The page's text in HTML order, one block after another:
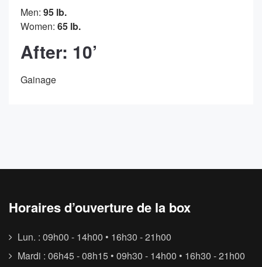
Men: 95 lb.
Women: 65 lb.
After: 10’
Gainage
Horaires d’ouverture de la box
Lun. : 09h00 - 14h00 • 16h30 - 21h00
Mardi : 06h45 - 08h15 • 09h30 - 14h00 • 16h30 - 21h00